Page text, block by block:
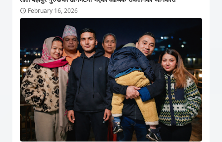
February 16, 2026